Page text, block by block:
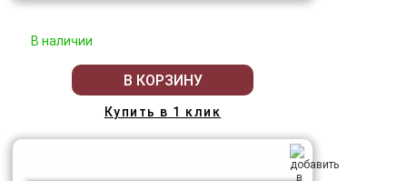
В наличии
В КОРЗИНУ
Купить в 1 клик